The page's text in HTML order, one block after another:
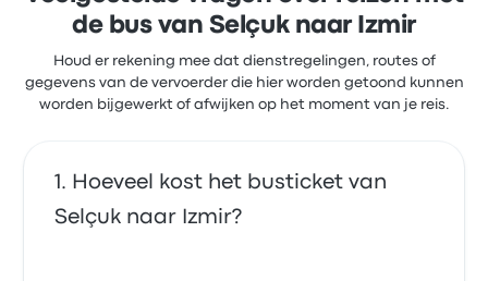
de bus van Selçuk naar Izmir
Houd er rekening mee dat dienstregelingen, routes of
gegevens van de vervoerder die hier worden getoond kunnen
worden bijgewerkt of afwijken op het moment van je reis.
Hoeveel kost het busticket van
Selçuk naar Izmir?